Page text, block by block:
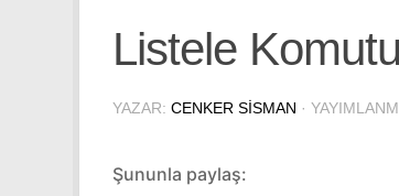
Listele Komutu
YAZAR: CENKER SISMAN ·
Şununla paylaş: